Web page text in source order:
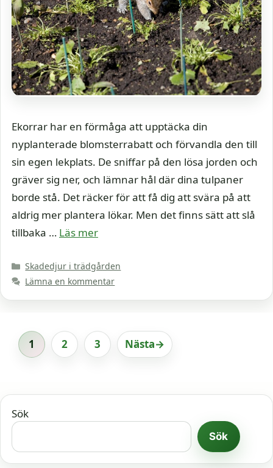
Ekorrar har en förmåga att upptäcka din
nyplanterade blomsterrabatt och förvandla den till
sin egen lekplats. De sniffar på den lösa jorden och
gräver sig ner, och lämnar hål där dina tulpaner
borde stå. Det räcker för att få dig att svära på att
aldrig mer plantera lökar. Men det finns sätt att slå
tillbaka … Läs mer
Kategorier
Skadedjur i trädgården
Lämna en kommentar
Sida
1 Sida
2 Sida
3 Nästa→
Sök
Sök